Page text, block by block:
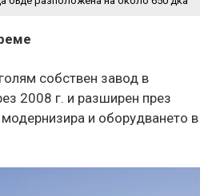
собствен завод в
2008 г. и разширен през
и оборудването в